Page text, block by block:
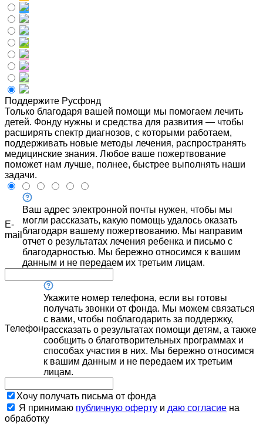
Поддержите Русфонд
Только благодаря вашей помощи мы помогаем лечить
детей. Фонду нужны и средства для развития — чтобы
расширять спектр диагнозов, с которыми работаем,
поддерживать новые методы лечения, распространять
медицинские знания. Любое ваше пожертвование
поможет нам лучше, полнее, быстрее выполнять наши
задачи.
E-
mail
Ваш адрес электронной почты нужен, чтобы мы
могли рассказать, какую помощь удалось оказать
благодаря вашему пожертвованию. Мы направим
отчет о результатах лечения ребенка и письмо с
благодарностью. Мы бережно относимся к вашим
данным и не передаем их третьим лицам.
Телефон
Укажите номер телефона, если вы готовы
получать звонки от фонда. Мы можем связаться
с вами, чтобы поблагодарить за поддержку,
рассказать о результатах помощи детям, а также
сообщить о благотворительных программах и
способах участия в них. Мы бережно относимся
к вашим данным и не передаем их третьим
лицам.
Хочу получать письма от фонда
Я принимаю публичную оферту и даю согласие на
обработку